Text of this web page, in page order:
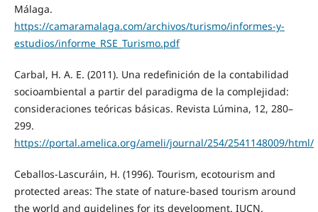
Málaga.
https://camaramalaga.com/archivos/turismo/informes-y-
estudios/informe_RSE_Turismo.pdf
Carbal, H. A. E. (2011). Una redefinición de la contabilidad
socioambiental a partir del paradigma de la complejidad:
consideraciones teóricas básicas. Revista Lúmina, 12, 280–
299.
https://portal.amelica.org/ameli/journal/254/2541148009/html/
Ceballos-Lascuráin, H. (1996). Tourism, ecotourism and
protected areas: The state of nature-based tourism around
the world and guidelines for its development. IUCN.